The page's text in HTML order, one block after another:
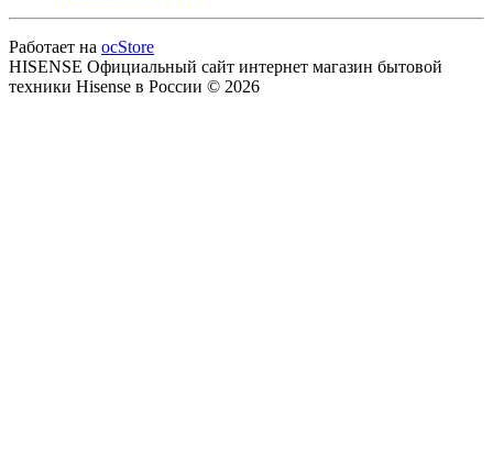
Работает на ocStore
HISENSE Официальный сайт интернет магазин бытовой
техники Hisense в России © 2026